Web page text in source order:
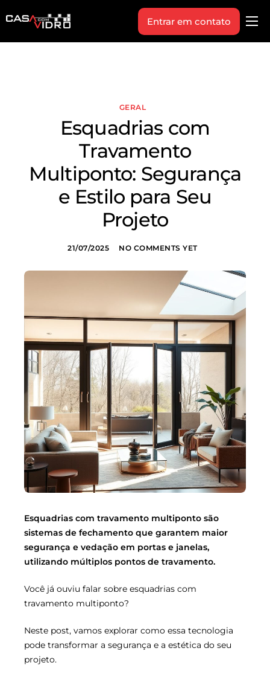
Produtos
Sobre Nós
Entrar em contato
GERAL
Esquadrias com
Travamento
Multiponto: Segurança
e Estilo para Seu
Projeto
21/07/2025 NO COMMENTS YET
Esquadrias com travamento multiponto são
sistemas de fechamento que garantem maior
segurança e vedação em portas e janelas,
utilizando múltiplos pontos de travamento.
Você já ouviu falar sobre esquadrias com
travamento multiponto?
Neste post, vamos explorar como essa tecnologia
pode transformar a segurança e a estética do seu
projeto.